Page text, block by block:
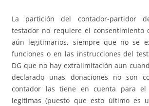
La partición del contador-partidor
testador no requiere el consentimiento
aún legitimarios, siempre que no se
funciones o en las instrucciones del
DG que no hay extralimitación aun
declarado unas donaciones no son
contador las tiene en cuenta para
legítimas (puesto que esto último es